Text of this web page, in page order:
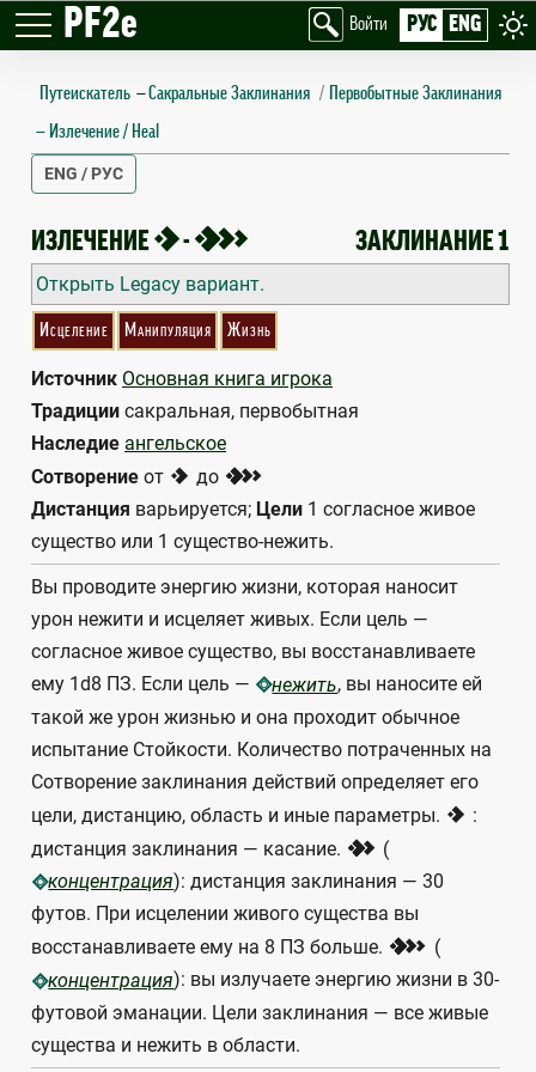
PF2e Войти РУС ENG
Путеискатель —Сакральные Заклинания
Первобытные Заклинания
Излечение / Heal
ENG / РУС
ИЗЛЕЧЕНИЕ
HEAL 1- 3 ЗАКЛИНАНИЕ 1
Открыть Legacy вариант.
Исцеление Манипуляция Жизнь
Источник Основная книга игрока
Традиции сакральная, первобытная
Наследие ангельское
Сотворение от 1 до 3
Дистанция варьируется; Цели 1 согласное живое
существо или 1 существо-нежить.
Вы проводите энергию жизни, которая наносит
урон нежити и исцеляет живых. Если цель —
согласное живое существо, вы восстанавливаете
ему 1d8 ПЗ. Если цель —
нежить, вы наносите ей
такой же урон жизнью и она проходит обычное
испытание Стойкости. Количество потраченных на
Сотворение заклинания действий определяет его
цели, дистанцию, область и иные параметры. 1 :
дистанция заклинания — касание. 2 (
концентрация): дистанция заклинания — 30
футов. При исцелении живого существа вы
восстанавливаете ему на 8 ПЗ больше. 3 (
концентрация): вы излучаете энергию жизни в 30-
футовой эманации. Цели заклинания — все живые
существа и нежить в области.